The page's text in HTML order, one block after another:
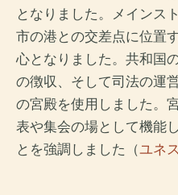
となりました。メインス
市の港との交差点に位置
心となりました。共和国
の徴収、そして司法の運
の宮殿を使用しました。
表や集会の場として機能
とを強調しました（ユネ